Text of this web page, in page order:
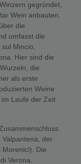
gegründet,
Wein anbauten.
die
umfasst die
Mincio,
Hier sind die
die
als erste
Weine
Laufe der Zeit
der
Morenici). Die
Verona.